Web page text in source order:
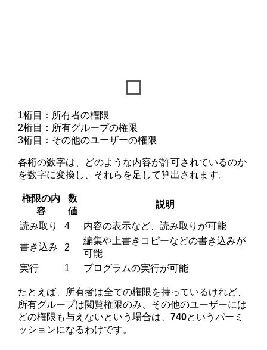
1桁目：所有者の権限
2桁目：所有グループの権限
3桁目：その他のユーザーの権限
各桁の数字は、どのような内容が許可されているのか
を数字に変換し、それらを足して算出されます。
権限の内
容
数
値
説明
読み取り 4 内容の表示など、読み取りが可能
書き込み 2
編集や上書きコピーなどの書き込みが
可能
実行
1 プログラムの実行が可能
たとえば、所有者は全ての権限を持っているけれど、
所有グループは閲覧権限のみ、その他のユーザーには
どの権限も与えないという場合は、740というパーミ
ッションになるわけです。